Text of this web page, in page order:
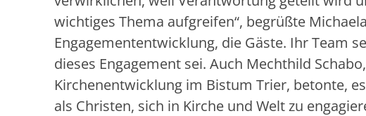
wichtiges Thema aufgreifen“, begrüßte
Engagemententwicklung, die Gäste. Ihr Team
dieses Engagement sei. Auch Mechthild
Kirchenentwicklung im Bistum Trier, betonte,
als Christen, sich in Kirche und Welt zu